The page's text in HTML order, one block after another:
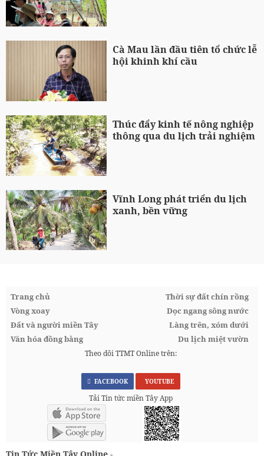
Cà Mau lần đầu tiên tổ chức lễ
hội khinh khí cầu
Thúc đẩy kinh tế nông nghiệp
thông qua du lịch trải nghiệm
Vĩnh Long phát triển du lịch
xanh, bền vững
Trang chủ
Thời sự đất chín rồng
Vòng xoay
Dọc ngang sông nước
Đất và người miền Tây
Làng trên, xóm dưới
Văn hóa đồng bằng
Du lịch miệt vườn
Theo dõi TTMT Online trên:
FACEBOOK YOUTUBE
Tải Tin tức miền Tây App